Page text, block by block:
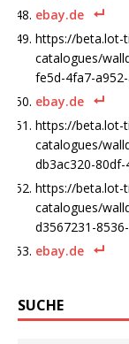
ebay.de
https://beta.lot-
catalogues/
fe5d-4fa7-
ebay.de
https://beta.lot-
catalogues/
db3ac320-
https://beta.lot-
catalogues/
d3567231-
ebay.de
SUCHE